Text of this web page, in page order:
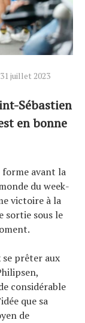
juillet 2023
Sébastien
en bonne
forme avant la
du week-
victoire à la
sortie sous le
se prêter aux
considérable
que sa
de